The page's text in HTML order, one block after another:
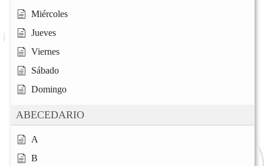
Miércoles
Jueves
Viernes
Sábado
Domingo
ABECEDARIO
A
B